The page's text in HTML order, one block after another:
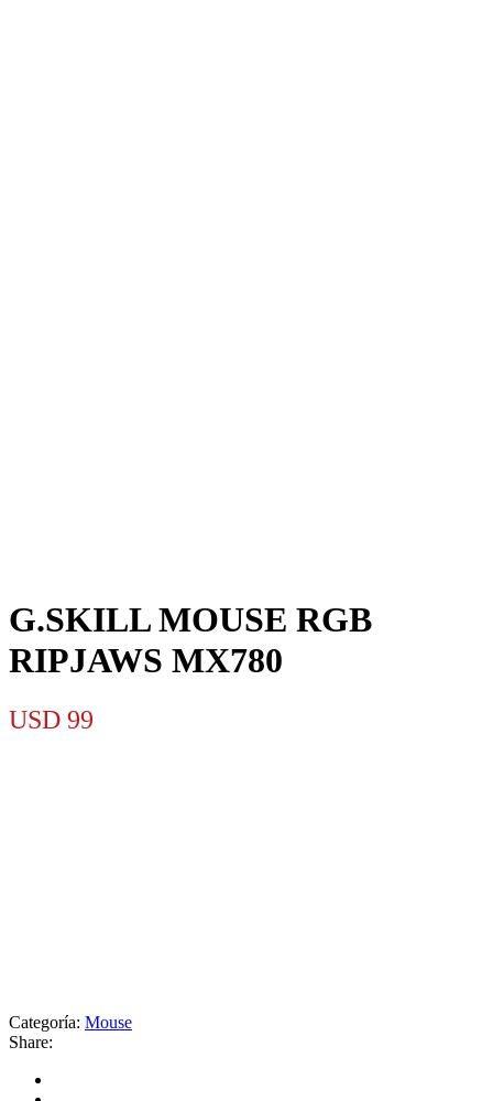
G.SKILL MOUSE RGB
RIPJAWS MX780
USD 99
Categoría: Mouse
Share: